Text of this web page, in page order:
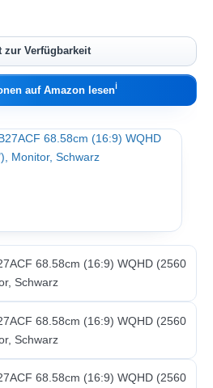
zur Verfügbarkeit
auf Amazon lesenℹ︎